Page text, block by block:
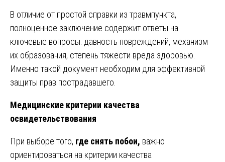
В отличие от простой справки из травмпункта,
полноценное заключение содержит ответы на
ключевые вопросы: давность повреждений, механизм
их образования, степень тяжести вреда здоровью.
Именно такой документ необходим для эффективной
защиты прав пострадавшего.
Медицинские критерии качества
освидетельствования
При выборе того, где снять побои, важно
ориентироваться на критерии качества